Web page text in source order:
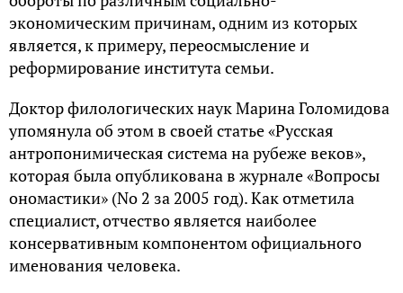
экономическим причинам, одним из которых
является, к примеру, переосмысление и
реформирование института семьи.
Доктор филологических наук Марина Голомидова
упомянула об этом в своей статье «Русская
антропонимическая система на рубеже веков»,
которая была опубликована в журнале «Вопросы
ономастики» (No 2 за 2005 год). Как отметила
специалист, отчество является наиболее
консервативным компонентом официального
именования человека.